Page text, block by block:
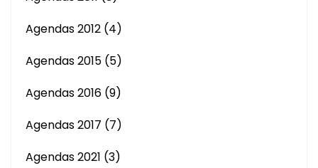
Agendas 2012 (4)
Agendas 2015 (5)
Agendas 2016 (9)
Agendas 2017 (7)
Agendas 2021 (3)